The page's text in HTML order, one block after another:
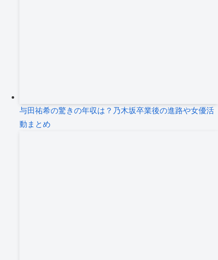
与田祐希の驚きの年収は？乃木坂卒業後の進路や女優活
動まとめ